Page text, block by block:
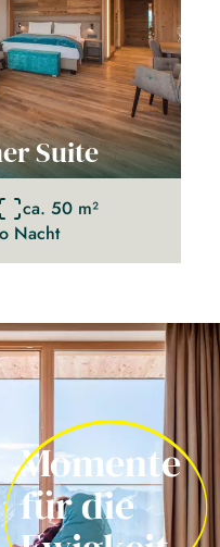
Suite
ca. 50 m²
Nacht
Momente
für die